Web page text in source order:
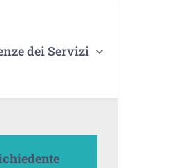
dei Servizi